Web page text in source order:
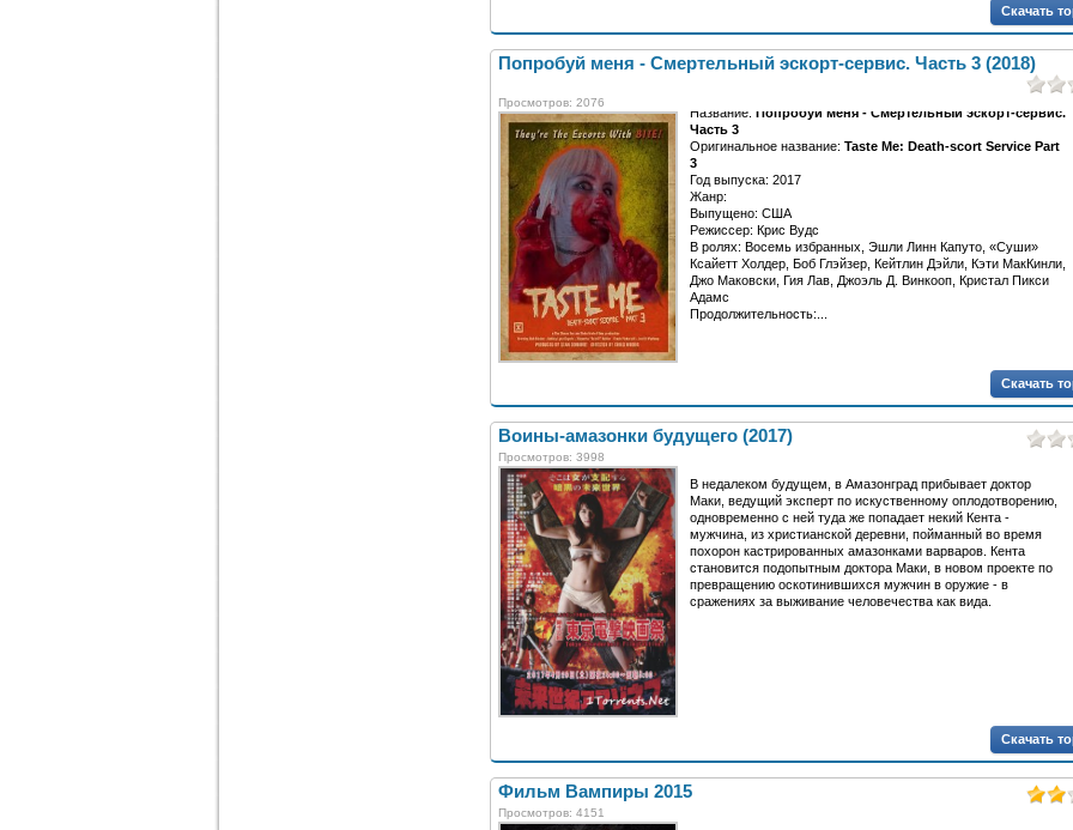
Скачать
Попробуй меня - Смертельный эскорт-сервис. Часть 3 (2018)
Просмотров: 2076
Название: Попробуй меня - Смертельный эскорт-сервис.
Часть 3
Оригинальное название: Taste Me: Death-scort Service Part
3
Год выпуска: 2017
Жанр:
Выпущено: США
Режиссер: Крис Вудс
В ролях: Восемь избранных, Эшли Линн Капуто, «Суши»
Ксайетт Холдер, Боб Глэйзер, Кейтлин Дэйли, Кэти МакКинли,
Джо Маковски, Гия Лав, Джоэль Д. Винкооп, Кристал Пикси
Адамс
Продолжительность:...
Скачать
Воины-амазонки будущего (2017)
Просмотров: 3998
В недалеком будущем, в Амазонград прибывает доктор
Маки, ведущий эксперт по искуственному оплодотворению,
одновременно с ней туда же попадает некий Кента -
мужчина, из христианской деревни, пойманный во время
похорон кастрированных амазонками варваров. Кента
становится подопытным доктора Маки, в новом проекте по
превращению оскотинившихся мужчин в оружие - в
сражениях за выживание человечества как вида.
Скачать
Фильм Вампиры 2015
Просмотров: 4151